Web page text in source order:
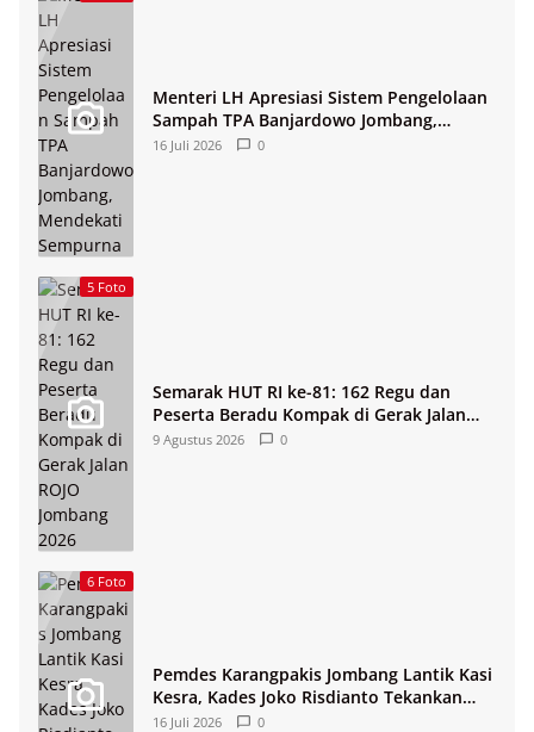
Menteri LH Apresiasi Sistem Pengelolaan
Sampah TPA Banjardowo Jombang,
Mendekati Sempurna
16 Juli 2026 0
5 Foto
Semarak HUT RI ke-81: 162 Regu dan
Peserta Beradu Kompak di Gerak Jalan
ROJO Jombang 2026
9 Agustus 2026 0
6 Foto
Pemdes Karangpakis Jombang Lantik Kasi
Kesra, Kades Joko Risdianto Tekankan
Pelayanan Optimal
16 Juli 2026 0